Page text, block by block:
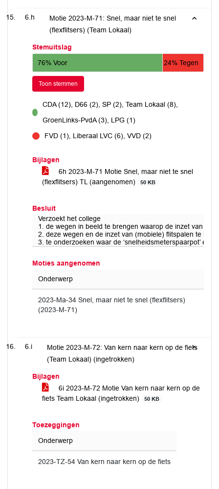
6.h
Motie 2023-M-71: Snel, maar niet te snel
(flexflitsers) (Team Lokaal)
Stemuitslag
76% Voor
24% Tegen
Toon stemmen
voor
CDA (12), D66 (2), SP (2), Team Lokaal (8),
GroenLinks-PvdA (3), LPG (1)
FVD (1), Liberaal LVC (6), VVD (2)
Bijlagen
6h 2023-M-71 Motie Snel, maar niet te snel
(flexflitsers) TL (aangenomen)
50 KB
Besluit
Verzoekt het college
1. de wegen in beeld te brengen waarop de inzet van
2. deze wegen en de inzet van (mobiele) flitspalen te
3. te onderzoeken waar de ‘snelheidsmeterspaarpot’
Moties aangenomen
Onderwerp
2023-Ma-34 Snel, maar niet te snel (flexflitsers)
(2023-M-71)
6.i
Motie 2023-M-72: Van kern naar kern op de fiets
(Team Lokaal) (ingetrokken)
Bijlagen
6i 2023-M-72 Motie Van kern naar kern op de
fiets Team Lokaal (ingetrokken)
50 KB
Toezeggingen
Onderwerp
2023-TZ-54 Van kern naar kern op de fiets